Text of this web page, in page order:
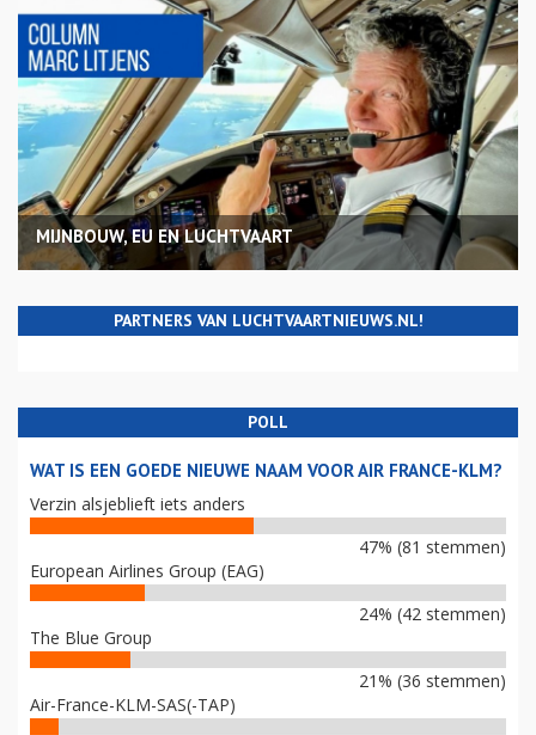
MIJNBOUW, EU EN LUCHTVAART
PARTNERS VAN LUCHTVAARTNIEUWS.NL!
POLL
WAT IS EEN GOEDE NIEUWE NAAM VOOR AIR FRANCE-KLM?
Verzin alsjeblieft iets anders
47% (81 stemmen)
European Airlines Group (EAG)
24% (42 stemmen)
The Blue Group
21% (36 stemmen)
Air-France-KLM-SAS(-TAP)